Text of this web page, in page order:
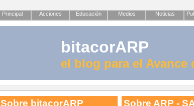
Principal Acciones Educación Medios Noticias
bitacorARP
el blog para el
Sobre bitacorARP Sobre ARP -